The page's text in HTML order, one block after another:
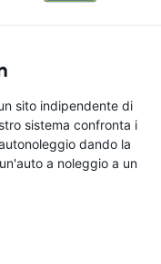
sito indipendente di
sistema confronta i
dando la
a noleggio a un